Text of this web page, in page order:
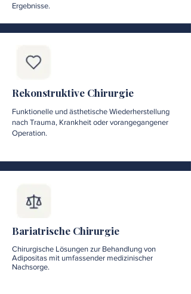
Ergebnisse.
Rekonstruktive Chirurgie
Funktionelle und ästhetische Wiederherstellung
nach Trauma, Krankheit oder vorangegangener
Operation.
Bariatrische Chirurgie
Chirurgische Lösungen zur Behandlung von
Adipositas mit umfassender medizinischer
Nachsorge.